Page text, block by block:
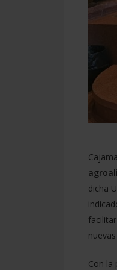
dicha
Con la